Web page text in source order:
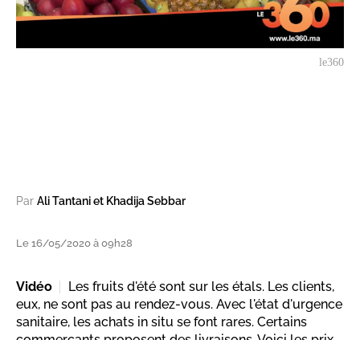
le360
Par Ali Tantani et Khadija Sebbar
Le 16/05/2020 à 09h28
Vidéo
Les fruits d'été sont sur les étals. Les clients,
eux, ne sont pas au rendez-vous. Avec l'état d'urgence
sanitaire, les achats in situ se font rares. Certains